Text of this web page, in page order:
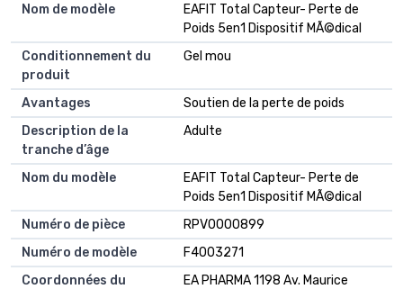
Nom de modèle
EAFIT Total Capteur- Perte de
Poids 5en1 Dispositif MÃ©dical
Conditionnement du
produit
Gel mou
Avantages
Soutien de la perte de poids
Description de la
tranche d’âge
Adulte
Nom du modèle
EAFIT Total Capteur- Perte de
Poids 5en1 Dispositif MÃ©dical
Numéro de pièce
RPV0000899
Numéro de modèle
F4003271
Coordonnées du
EA PHARMA 1198 Av. Maurice